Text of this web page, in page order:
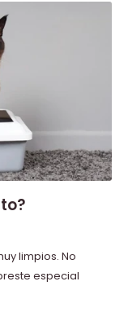
limpios. No
especial